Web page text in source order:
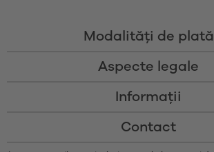
Modalităţi de plată
Aspecte legale
Informații
Contact